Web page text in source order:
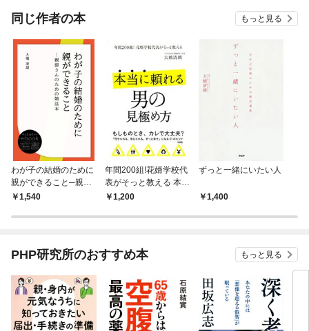
同じ作者の本 もっと見る
わが子の結婚のために
親ができること─親御
さんのための婚活本
1,540
年間200組!花婿学校代
表がそっと教える 本当
に頼れる男の見極め方
1,200
ずっと一緒にいたい人
1,400
PHP研究所のおすすめ本 もっと見る